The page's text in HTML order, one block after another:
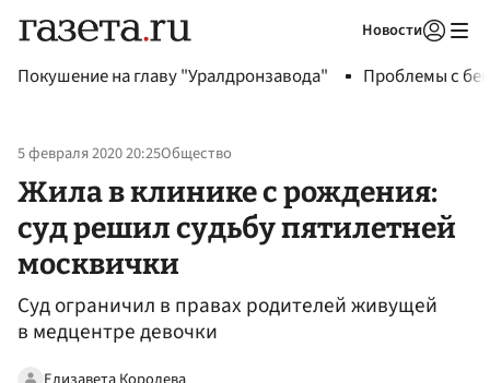
Новости
Покушение на главу "Уралдронзавода" Проблемы с
5 февраля 2020 20:25Общество
Жила в клинике с рождения:
суд решил судьбу пятилетней
москвички
Суд ограничил в правах родителей живущей
в медцентре девочки